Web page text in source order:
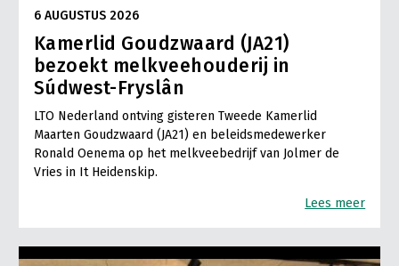
6 AUGUSTUS 2026
Kamerlid Goudzwaard (JA21)
bezoekt melkveehouderij in
Súdwest-Fryslân
LTO Nederland ontving gisteren Tweede Kamerlid
Maarten Goudzwaard (JA21) en beleidsmedewerker
Ronald Oenema op het melkveebedrijf van Jolmer de
Vries in It Heidenskip.
Lees meer